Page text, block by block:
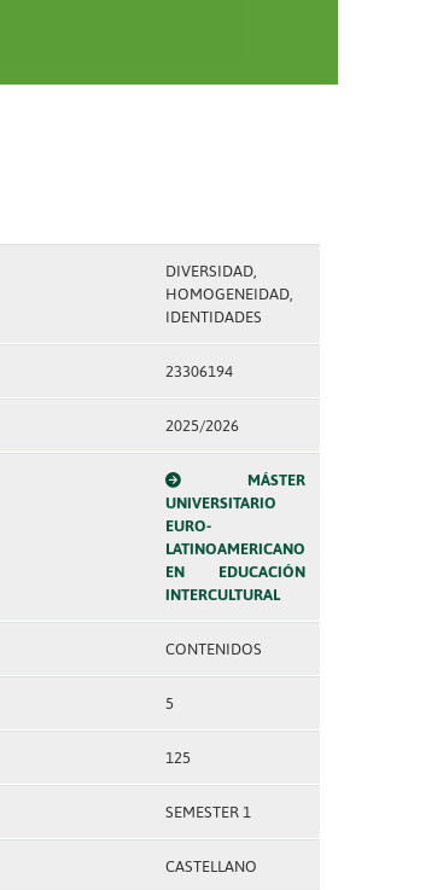
DIVERSIDAD,
HOMOGENEIDAD,
IDENTIDADES
23306194
2025/2026
MÁSTER
UNIVERSITARIO
EURO-
LATINOAMERICANO
EN EDUCACIÓN
INTERCULTURAL
CONTENIDOS
5
125
SEMESTER 1
CASTELLANO